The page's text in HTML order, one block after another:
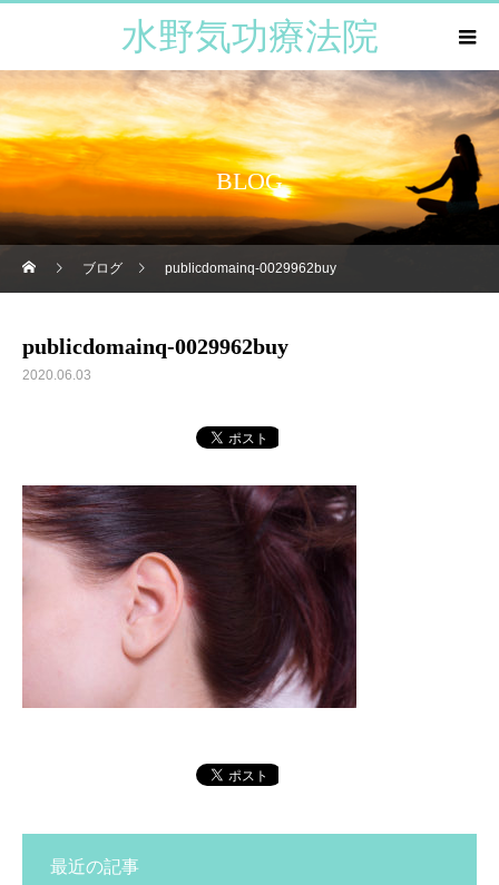
水野気功療法院
BLOG
ブログ publicdomainq-0029962buy
publicdomainq-0029962buy
2020.06.03
最近の記事